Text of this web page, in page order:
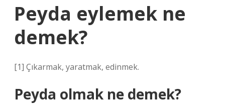
Peyda eylemek ne
demek?
[1] Çıkarmak, yaratmak, edinmek.
Peyda olmak ne demek?